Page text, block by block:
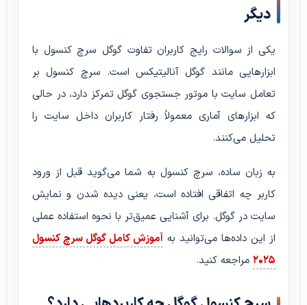
دیگر
یکی از سوالات رایج کاربران تفاوت گوگل سرچ کنسول با
ابزارهایی مانند گوگل آنالیتیکس است. سرچ کنسول بر
تعامل سایت با موتور جستجوی گوگل تمرکز دارد، در حالی
که ابزارهای آماری معمولاً رفتار کاربران داخل سایت را
تحلیل می‌کنند.
به زبان ساده، سرچ کنسول به شما می‌گوید قبل از ورود
کاربر چه اتفاقی افتاده است، یعنی دیده شدن و نمایش
سایت در گوگل. برای آشنایی عمیق‌تر با نحوه استفاده عملی
از این داده‌ها می‌توانید به آموزش کامل گوگل سرچ کنسول
۲۰۲۵ مراجعه کنید.